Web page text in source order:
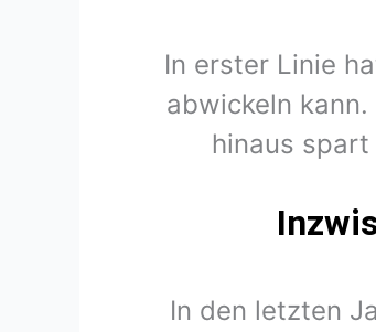
In erster Linie
abwickeln
hinaus
In den letzten